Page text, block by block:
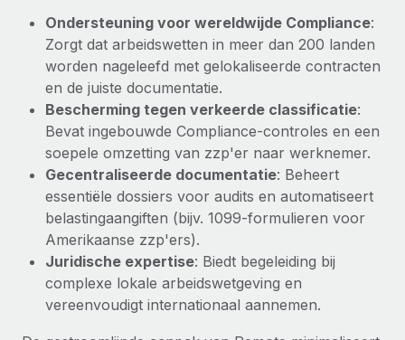
Ondersteuning voor wereldwijde Compliance:
Zorgt dat arbeidswetten in meer dan 200 landen
worden nageleefd met gelokaliseerde contracten
en de juiste documentatie.
Bescherming tegen verkeerde classificatie:
Bevat ingebouwde Compliance-controles en een
soepele omzetting van zzp'er naar werknemer.
Gecentraliseerde documentatie: Beheert
essentiële dossiers voor audits en automatiseert
belastingaangiften (bijv. 1099-formulieren voor
Amerikaanse zzp'ers).
Juridische expertise: Biedt begeleiding bij
complexe lokale arbeidswetgeving en
vereenvoudigt internationaal aannemen.